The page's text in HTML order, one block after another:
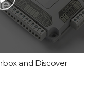
and Discover